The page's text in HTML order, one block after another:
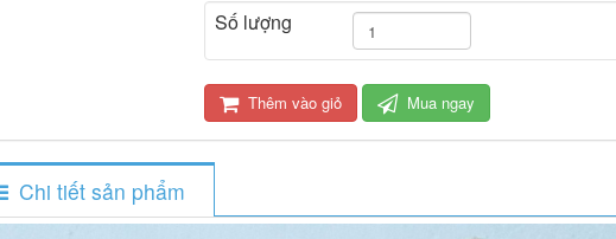
Số lượng
Thêm vào giỏ Mua ngay
Chi tiết sản phẩm